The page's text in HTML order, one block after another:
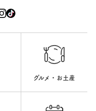
グルメ・お土産